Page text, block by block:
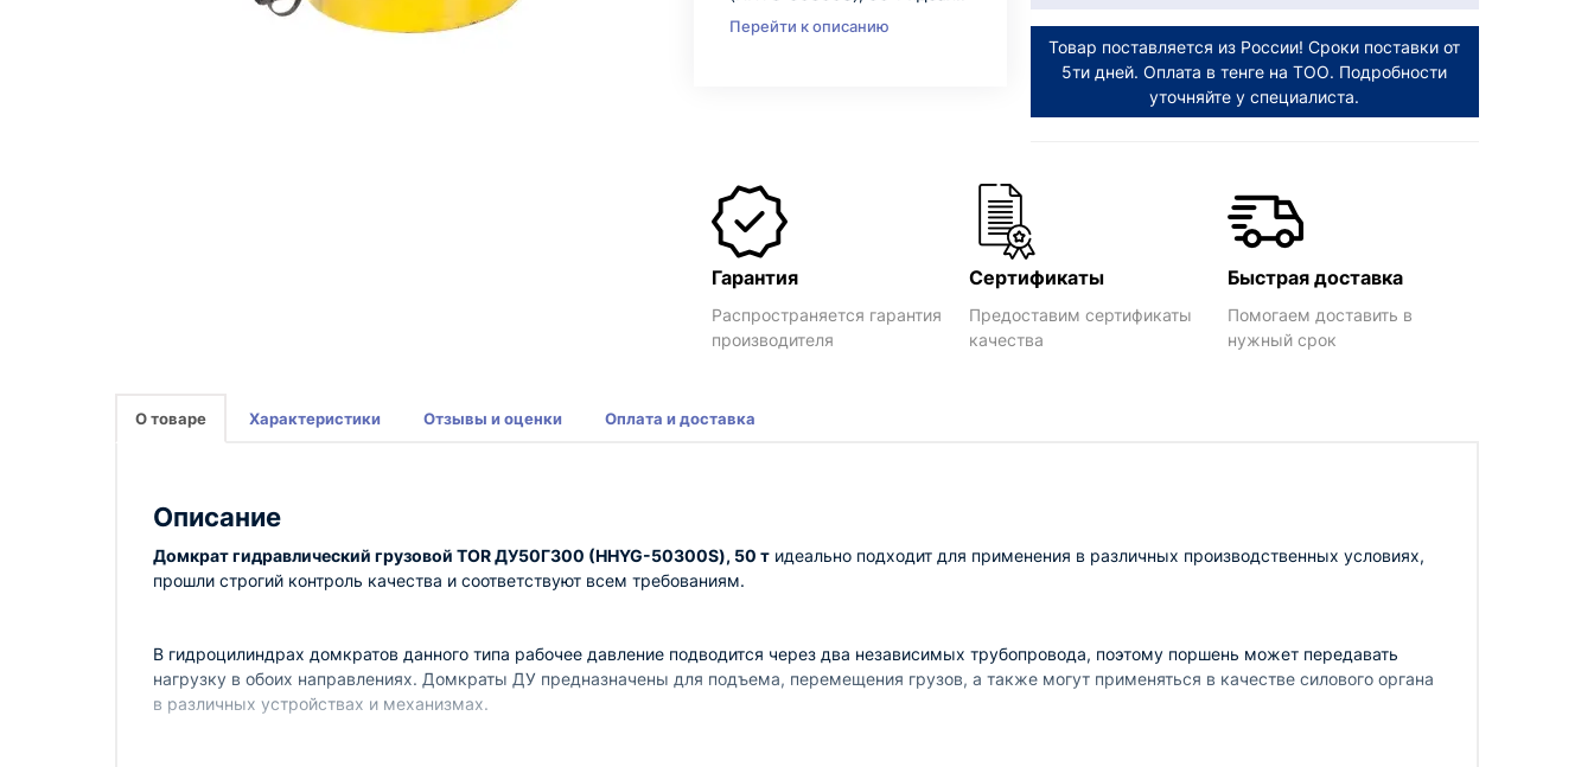
Перейти к описанию
Товар поставляется из России! Сроки поставки от
5ти дней. Оплата в тенге на ТОО. Подробности
уточняйте у специалиста.
Гарантия
Распространяется гарантия
производителя
Сертификаты
Предоставим сертификаты
качества
Быстрая доставка
Помогаем доставить в
нужный срок
О товаре Характеристики Отзывы и оценки Оплата и доставка
Описание
Домкрат гидравлический грузовой TOR ДУ50Г300 (HHYG-50300S), 50 т идеально подходит для применения в различных производственных условиях,
прошли строгий контроль качества и соответствуют всем требованиям.
В гидроцилиндрах домкратов данного типа рабочее давление подводится через два независимых трубопровода, поэтому поршень может передавать
нагрузку в обоих направлениях. Домкраты ДУ предназначены для подъема, перемещения грузов, а также могут применяться в качестве силового органа
в различных устройствах и механизмах.